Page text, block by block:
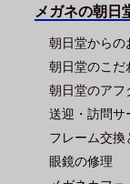
メガネの朝日
朝日堂からの
朝日堂のこだ
朝日堂のアフ
送迎・訪問サ
フレーム交換
眼鏡の修理